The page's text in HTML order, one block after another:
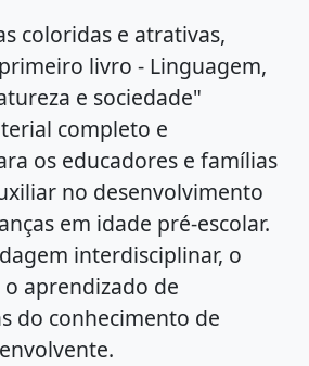
coloridas e atrativas,
livro - Linguagem,
e sociedade"
completo e
os educadores e famílias
no desenvolvimento
em idade pré-escolar.
interdisciplinar, o
aprendizado de
do conhecimento de